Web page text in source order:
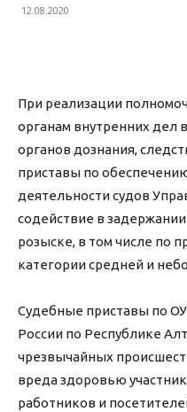
12.08.2020
При реализации
органам внутренних дел
органов дознания,
приставы по
деятельности судов
содействие в
розыске, в том числе по
категории средней и
Судебные приставы по
России по Республике
чрезвычайных
вреда здоровью
работников и